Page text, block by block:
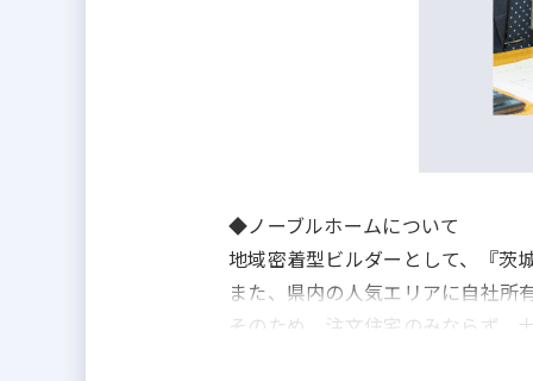
◆ノーブルホームについて
地域密着型ビルダーとして、『茨
また、県内の人気エリアに自社所
そのため、注文住宅のみならず、